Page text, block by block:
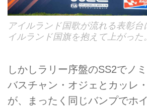
アイルランド国歌が流れる表彰
イルランド国旗を抱えて上がった。
しかしラリー序盤のSS2でノ
バスチャン・オジェとカッレ
が、まったく同じバンプでホ